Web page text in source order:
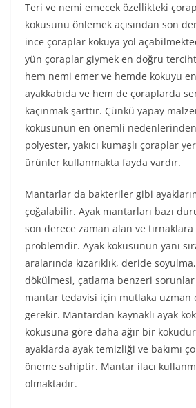
Teri ve nemi emecek özellikteki
kokusunu önlemek açısından son
ince çoraplar kokuya yol
yün çoraplar giymek en doğru
hem nemi emer ve hemde kokuyu
ayakkabıda ve hem de çoraplarda
kaçınmak şarttır. Çünkü yapay
kokusunun en önemli
polyester, yakıcı kumaşlı çoraplar
ürünler kullanmakta fayda vardır.
Mantarlar da bakteriler gibi
çoğalabilir. Ayak mantarları bazı
son derece zaman alan ve
problemdir. Ayak kokusunun yanı
aralarında kızarıklık, deride
dökülmesi, çatlama benzeri
mantar tedavisi için mutlaka uzman
gerekir. Mantardan kaynaklı ayak
kokusuna göre daha ağır bir
ayaklarda ayak temizliği ve bakımı
öneme sahiptir. Mantar ilacı
olmaktadır.